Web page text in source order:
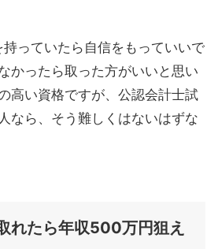
っていたら自信をもっていいで
かったら取った方がいいと思い
高い資格ですが、公認会計士試
なら、そう難しくはないはずな
れたら年収500万円狙え